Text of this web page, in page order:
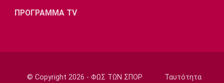
EuroLeague
ΠΡΟΓΡΑΜΜΑ TV
© Copyright 2026 - ΦΩΣ ΤΩΝ ΣΠΟΡ Ταυτότητα